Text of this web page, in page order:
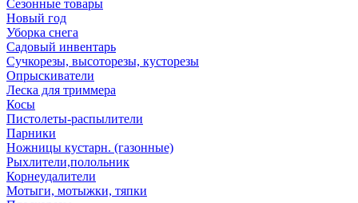
Сезонные товары
Новый год
Уборка снега
Садовый инвентарь
Сучкорезы, высоторезы, кусторезы
Опрыскиватели
Леска для триммера
Косы
Пистолеты-распылители
Парники
Ножницы кустарн. (газонные)
Рыхлители,полольник
Корнеудалители
Мотыги, мотыжки, тяпки